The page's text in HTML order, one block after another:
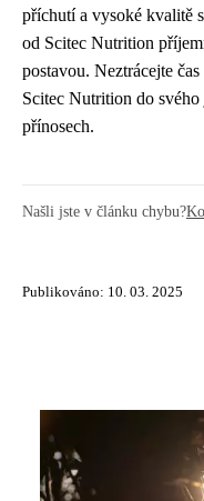
příchutí a vysoké kvalitě
od Scitec Nutrition
postavou. Neztrácejte
Scitec Nutrition do
přínosech.
Našli jste v článku chybu?
Publikováno: 10. 03. 2025